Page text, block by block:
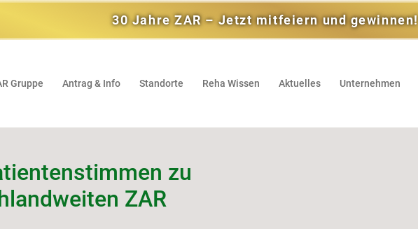
30 Jahre ZAR – Jetzt mitfeiern und gewinnen!
Gruppe Antrag & Info Standorte Reha Wissen Aktuelles Unternehmen
zu
ZAR